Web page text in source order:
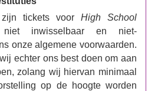
zijn tickets voor High School
inwisselbaar en niet-
onze algemene voorwaarden.
echter ons best doen om aan
zolang wij hiervan minimaal
op de hoogte worden